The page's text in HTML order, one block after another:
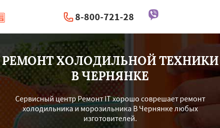
8-800-721-28
| Перезвоните мне
РЕМОНТ ХОЛОДИЛЬНОЙ ТЕХНИКИ
В ЧЕРНЯНКЕ
Сервисный центр Ремонт IT хорошо соврешает ремонт
холодильника и морозильника В Чернянке любых
изготовителей.